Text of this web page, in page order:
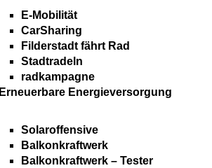
E-Mobilität
CarSharing
Filderstadt fährt Rad
Stadtradeln
radkampagne
Erneuerbare Energieversorgung
Solaroffensive
Balkonkraftwerk
Balkonkraftwerk – Tester